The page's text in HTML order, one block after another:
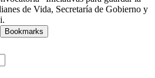
de Vida, Secretaría de Gobierno y
Bookmarks